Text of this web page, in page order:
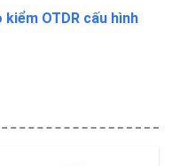
OTDR cấu hình